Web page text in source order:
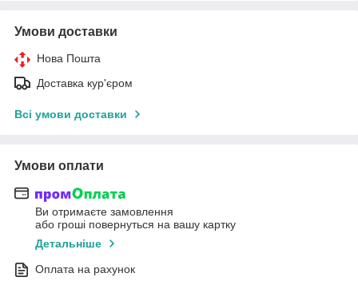
Умови доставки
Нова Пошта
Доставка кур'єром
Всі умови доставки
Умови оплати
Ви отримаєте замовлення
або гроші повернуться на вашу картку
Детальніше
Оплата на рахунок